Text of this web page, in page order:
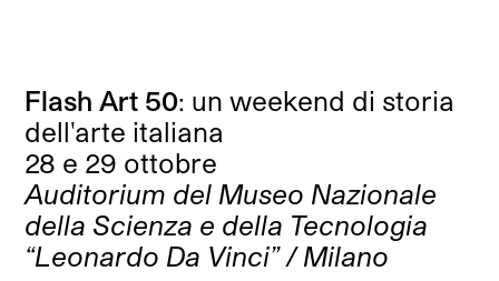
Flash Art 50: un weekend di storia
dell'arte italiana
28 e 29 ottobre
Auditorium del Museo Nazionale
della Scienza e della Tecnologia
“Leonardo Da Vinci” / Milano